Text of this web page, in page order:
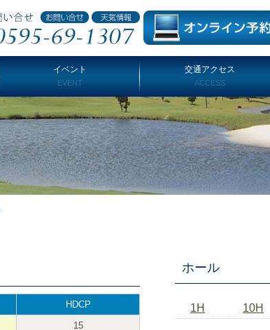
イベント
EVENT
交通アクセス
ACCESS
HDCP
15
ホール
1H 10H